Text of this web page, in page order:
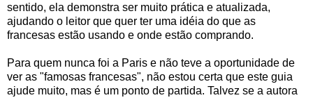
sentido, ela demonstra ser muito prática e atualizada,
ajudando o leitor que quer ter uma idéia do que as
francesas estão usando e onde estão comprando.
Para quem nunca foi a Paris e não teve a oportunidade de
ver as "famosas francesas", não estou certa que este guia
ajude muito, mas é um ponto de partida. Talvez se a autora